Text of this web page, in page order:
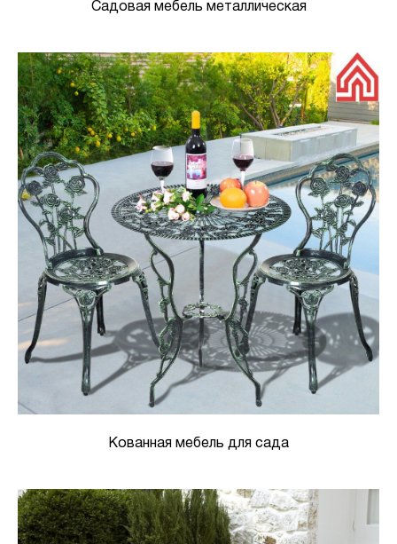
Садовая мебель металлическая
Кованная мебель для сада